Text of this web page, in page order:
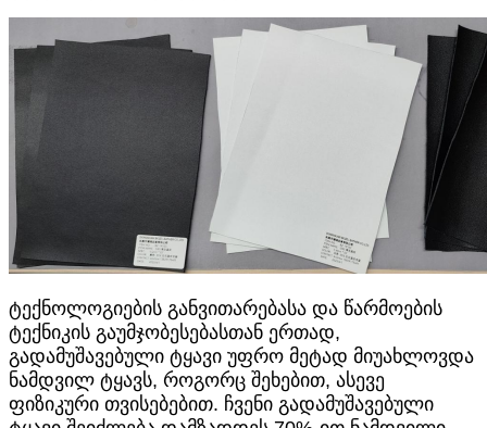
ტექნოლოგიების განვითარებასა და წარმოების
ტექნიკის გაუმჯობესებასთან ერთად,
გადამუშავებული ტყავი უფრო მეტად მიუახლოვდა
ნამდვილ ტყავს, როგორც შეხებით, ასევე
ფიზიკური თვისებებით. ჩვენი გადამუშავებული